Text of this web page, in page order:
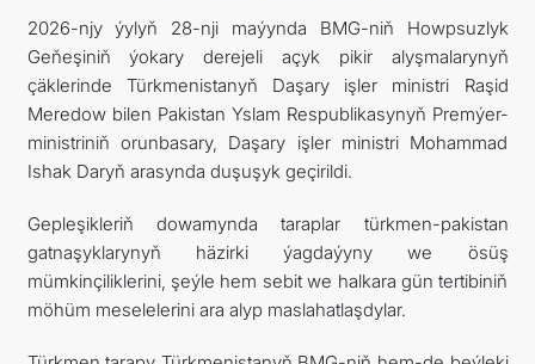
ARAGATNAŞYK
2026-njy ýylyň 28-nji maýynda BMG-niň Howpsuzlyk
Geňeşiniň ýokary derejeli açyk pikir alyşmalarynyň
çäklerinde Türkmenistanyň Daşary işler ministri Raşid
Meredow bilen Pakistan Yslam Respublikasynyň Premýer-
ministriniň orunbasary, Daşary işler ministri Mohammad
Ishak Daryň arasynda duşuşyk geçirildi.
Gepleşikleriň dowamynda taraplar türkmen-pakistan
gatnaşyklarynyň häzirki ýagdaýyny we ösüş
mümkinçiliklerini, şeýle hem sebit we halkara gün tertibiniň
möhüm meselelerini ara alyp maslahatlaşdylar.